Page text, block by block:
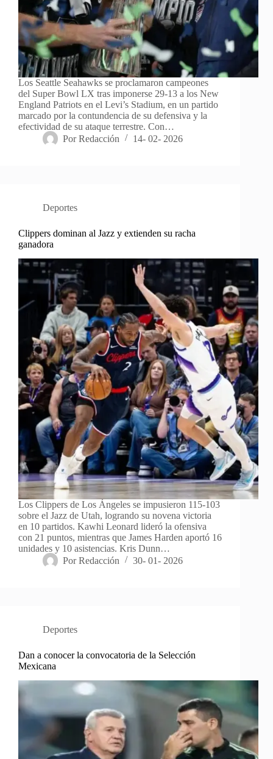
Los Seattle Seahawks se proclamaron campeones
del Super Bowl LX tras imponerse 29-13 a los New
England Patriots en el Levi’s Stadium, en un partido
marcado por la contundencia de su defensiva y la
efectividad de su ataque terrestre. Con…
Por Redacción 14- 02- 2026
Deportes
Clippers dominan al Jazz y extienden su racha
ganadora
Los Clippers de Los Ángeles se impusieron 115-103
sobre el Jazz de Utah, logrando su novena victoria
en 10 partidos. Kawhi Leonard lideró la ofensiva
con 21 puntos, mientras que James Harden aportó 16
unidades y 10 asistencias. Kris Dunn…
Por Redacción 30- 01- 2026
Deportes
Dan a conocer la convocatoria de la Selección
Mexicana